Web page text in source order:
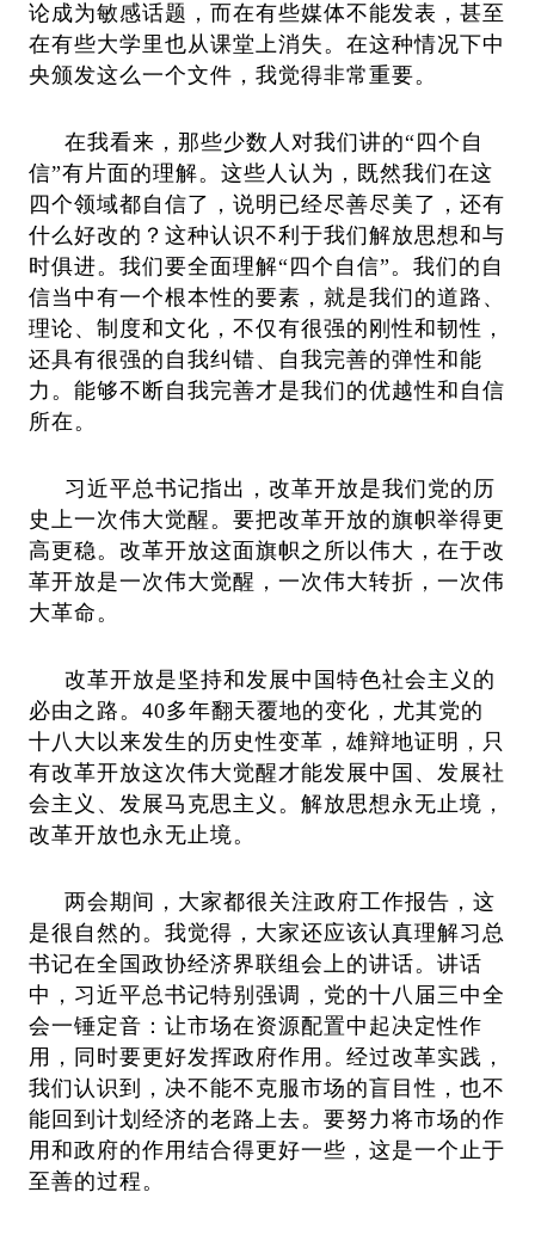
论成为敏感话题，而在有些媒体不能发表，甚至
在有些大学里也从课堂上消失。在这种情况下中
央颁发这么一个文件，我觉得非常重要。
在我看来，那些少数人对我们讲的“四个自
信”有片面的理解。这些人认为，既然我们在这
四个领域都自信了，说明已经尽善尽美了，还有
什么好改的？这种认识不利于我们解放思想和与
时俱进。我们要全面理解“四个自信”。我们的自
信当中有一个根本性的要素，就是我们的道路、
理论、制度和文化，不仅有很强的刚性和韧性，
还具有很强的自我纠错、自我完善的弹性和能
力。能够不断自我完善才是我们的优越性和自信
所在。
习近平总书记指出，改革开放是我们党的历
史上一次伟大觉醒。要把改革开放的旗帜举得更
高更稳。改革开放这面旗帜之所以伟大，在于改
革开放是一次伟大觉醒，一次伟大转折，一次伟
大革命。
改革开放是坚持和发展中国特色社会主义的
必由之路。40多年翻天覆地的变化，尤其党的
十八大以来发生的历史性变革，雄辩地证明，只
有改革开放这次伟大觉醒才能发展中国、发展社
会主义、发展马克思主义。解放思想永无止境，
改革开放也永无止境。
两会期间，大家都很关注政府工作报告，这
是很自然的。我觉得，大家还应该认真理解习总
书记在全国政协经济界联组会上的讲话。讲话
中，习近平总书记特别强调，党的十八届三中全
会一锤定音：让市场在资源配置中起决定性作
用，同时要更好发挥政府作用。经过改革实践，
我们认识到，决不能不克服市场的盲目性，也不
能回到计划经济的老路上去。要努力将市场的作
用和政府的作用结合得更好一些，这是一个止于
至善的过程。